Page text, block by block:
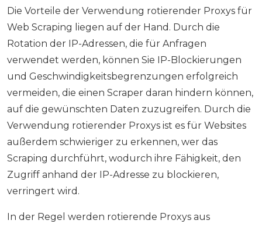
Die Vorteile der Verwendung rotierender Proxys für
Web Scraping liegen auf der Hand. Durch die
Rotation der IP-Adressen, die für Anfragen
verwendet werden, können Sie IP-Blockierungen
und Geschwindigkeitsbegrenzungen erfolgreich
vermeiden, die einen Scraper daran hindern können,
auf die gewünschten Daten zuzugreifen. Durch die
Verwendung rotierender Proxys ist es für Websites
außerdem schwieriger zu erkennen, wer das
Scraping durchführt, wodurch ihre Fähigkeit, den
Zugriff anhand der IP-Adresse zu blockieren,
verringert wird.
In der Regel werden rotierende Proxys aus